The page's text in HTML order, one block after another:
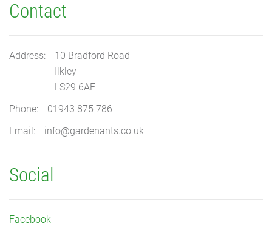
Contact
Address:
10 Bradford Road
Ilkley
LS29 6AE
Phone:
01943 875 786
Email:
info@gardenants.co.uk
Social
Facebook